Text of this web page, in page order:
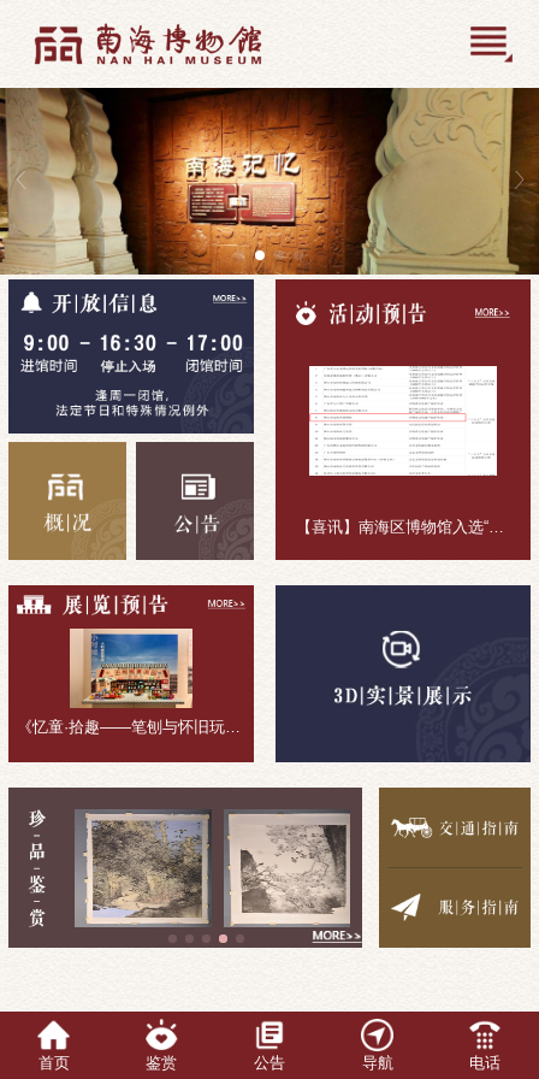
【喜讯】南海区博物馆入选“十五五”公共文化活动组织主体
《忆童·拾趣——笔刨与怀旧玩具收藏展》展览回顾
首页 鉴赏 公告 导航 电话